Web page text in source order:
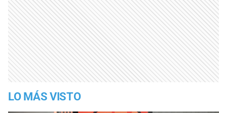
LO MÁS VISTO